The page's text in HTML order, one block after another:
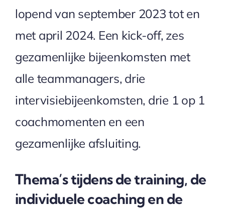
lopend van september 2023 tot en
met april 2024. Een kick-off, zes
gezamenlijke bijeenkomsten met
alle teammanagers, drie
intervisiebijeenkomsten, drie 1 op 1
coachmomenten en een
gezamenlijke afsluiting.
Thema’s tijdens de training, de
individuele coaching en de